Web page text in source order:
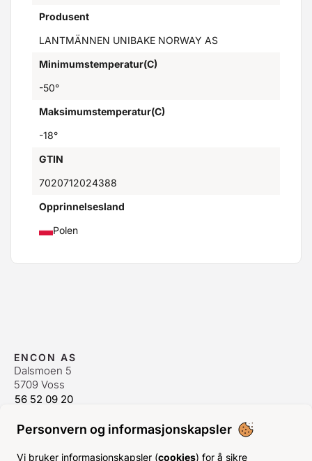
Personvern og informasjonskapsler
Vi bruker informasjonskapsler (cookies) for å sikre
Produsent
LANTMÄNNEN UNIBAKE NORWAY AS
Minimumstemperatur(C)
-50°
Maksimumstemperatur(C)
-18°
GTIN
7020712024388
Opprinnelsesland
Polen
ENCON AS
Dalsmoen 5
5709 Voss
56 52 09 20
ÅPNINGSTIDER ORDREKONTOR
Man-Fre:08–16